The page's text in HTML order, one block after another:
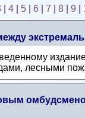
4 5 6 7 8 9
лесными